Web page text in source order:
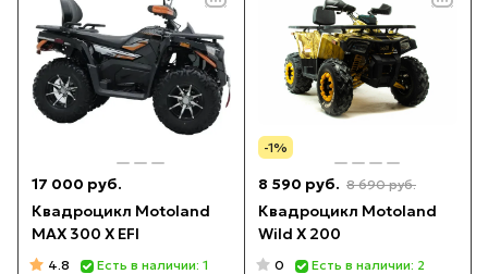
17 000 руб.
Квадроцикл Motoland
MAX 300 X EFI
4.8
Есть в наличии: 1
-1%
8 590 руб. 8 690 руб.
Квадроцикл Motoland
Wild X 200
0
Есть в наличии: 2